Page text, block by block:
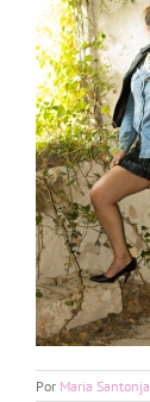
Por Maria Santonja